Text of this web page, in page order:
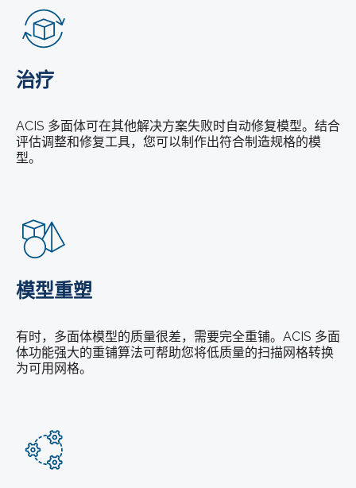
治疗
ACIS 多面体可在其他解决方案失败时自动修复模型。结合
评估调整和修复工具，您可以制作出符合制造规格的模
型。
模型重塑
有时，多面体模型的质量很差，需要完全重铺。ACIS 多面
体功能强大的重铺算法可帮助您将低质量的扫描网格转换
为可用网格。